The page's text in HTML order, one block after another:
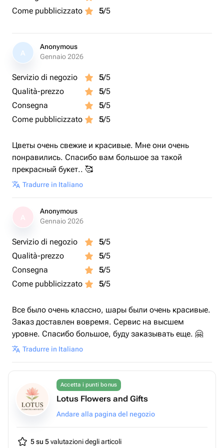
Come pubblicizzato
5/5
A
Anonymous
Gennaio 2026
Servizio di negozio 5/5
Qualità-prezzo
5/5
Consegna
5/5
Come pubblicizzato
5/5
Цветы очень свежие и красивые. Мне они очень
понравились. Спасибо вам большое за такой
прекрасный букет.. 🥰
Tradurre in Italiano
Anonymous
Gennaio 2026
Servizio di negozio 5/5
Qualità-prezzo
5/5
Consegna
5/5
Come pubblicizzato
5/5
Все было очень классно, шары были очень красивые.
Заказ доставлен вовремя. Сервис на высшем
уровне. Спасибо большое, буду заказывать еще. 🤗
Tradurre in Italiano
Accetta i punti bonus
Lotus Flowers and Gifts
Andare alla pagina del negozio
5 su 5valutazioni degli articoli